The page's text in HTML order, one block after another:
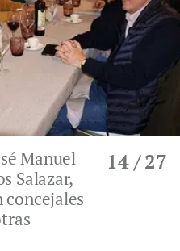
14/ 27
Manuel
Salazar,